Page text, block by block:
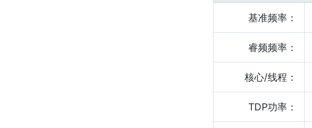
基准频率：
睿频频率：
核心/线程：
TDP功率：